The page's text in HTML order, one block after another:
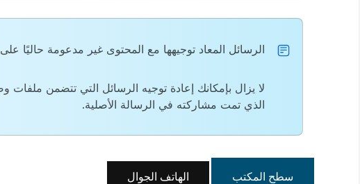
الرسائل المعاد توجيهها مع المحتوى غير مدعومة حاليًا على Webex for Government.
الذي تمت مشاركته في الرسالة الأصلية.
سطح المكتب الهاتف الجوال